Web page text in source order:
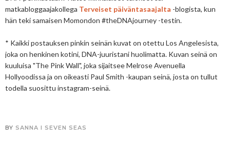
matkabloggaajakollega Terveiset päiväntasaajalta -blogista, kun
hän teki samaisen Momondon #theDNAjourney -testin.
* Kaikki postauksen pinkin seinän kuvat on otettu Los Angelesista,
joka on henkinen kotini, DNA-juuristani huolimatta. Kuvan seinä on
kuuluisa "The Pink Wall", joka sijaitsee Melrose Avenuella
Hollyoodissa ja on oikeasti Paul Smith -kaupan seinä, josta on tullut
todella suosittu instagram-seinä.
BY SANNA I SEVEN SEAS